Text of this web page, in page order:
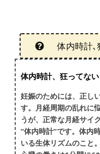
体内時計､
体内時計、狂ってない
妊娠のためには、正し
す。月経周期の乱れに
うが、正常な月経サイ
“体内時計”です。体内
いる生体リズムのこと